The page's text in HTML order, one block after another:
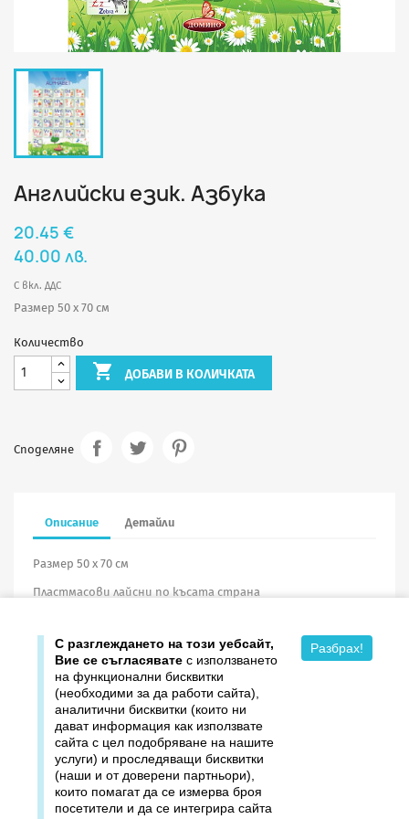
Английски език. Азбука
20.45 €
40.00 лв.
С вкл. ДДС
Размер 50 х 70 см
Количество
 ДОБАВИ В КОЛИЧКАТА
Споделяне
Описание Детайли
Размер 50 х 70 см
Пластмасови лайсни по късата страна
Продукти
Издателство ДОМИНО
С разглеждането на този уебсайт,
Вие се съгласявате с използването
на функционални бисквитки
(необходими за да работи сайта),
аналитични бисквитки (които ни
дават информация как използвате
сайта с цел подобряване на нашите
услуги) и проследяващи бисквитки
(наши и от доверени партньори),
които помагат да се измерва броя
посетители и да се интегрира сайта
Разбрах!